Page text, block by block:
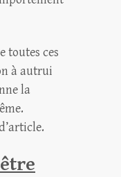
toutes ces
à autrui
la